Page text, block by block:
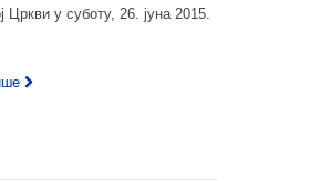
Цркви у суботу, 26. јуна 2015.